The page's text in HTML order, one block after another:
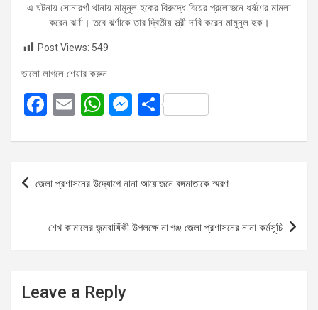
এ ঘটনায় সোনারগাঁ থানায় মামুনুল হকের বিরুদ্ধে বিয়ের প্রলোভনে ধর্ষণের মামলা
করেন ঝর্ণা। তবে ঝর্ণাকে তার দ্বিতীয় স্ত্রী দাবি করেন মামুনুল হক।
Post Views: 549
ভালো লাগলে শেয়ার করুন
F
ce
o
o
k
E
ail
W
at
A
p
p
M
se
g
er
S
ar
Post
navigation
জেলা প্রশাসনের উদ্যোগে নানা আয়োজনে বঙ্গমাতাকে স্মরণ
শেখ কামালের জন্মবার্ষিকী উপলক্ষে না:গঞ্জ জেলা প্রশাসনের নানা কর্মসূচি
Leave a Reply